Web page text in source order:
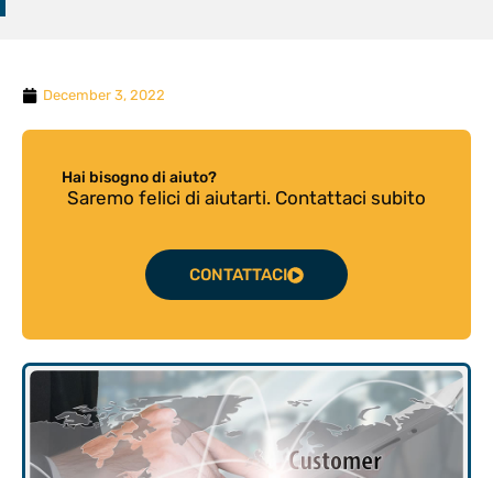
December 3, 2022
Hai bisogno di aiuto?
Saremo felici di aiutarti. Contattaci subito
CONTATTACI